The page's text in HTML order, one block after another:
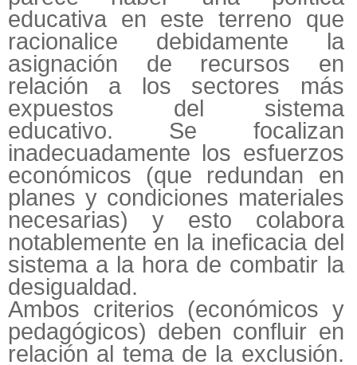
educativa en este terreno que
racionalice debidamente la
asignación de recursos en
relación a los sectores más
expuestos del sistema
educativo. Se focalizan
inadecuadamente los esfuerzos
económicos (que redundan en
planes y condiciones materiales
necesarias) y esto colabora
notablemente en la ineficacia del
sistema a la hora de combatir la
desigualdad.
Ambos criterios (económicos y
pedagógicos) deben confluir en
relación al tema de la exclusión.